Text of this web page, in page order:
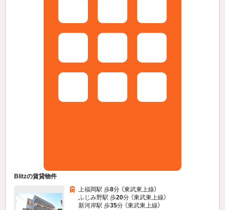
Blitzの賃貸物件
上福岡駅 歩8分 （東武東上線）
ふじみ野駅 歩20分 （東武東上線）
新河岸駅 歩35分 （東武東上線）